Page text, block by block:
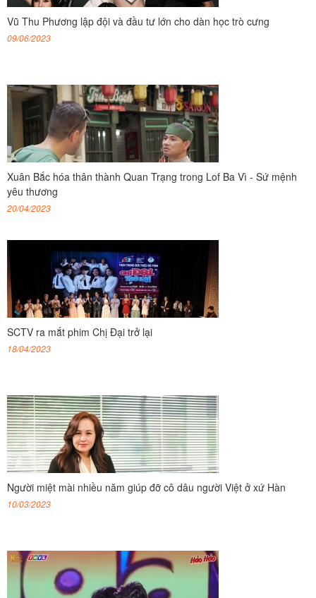
Vũ Thu Phương lập đội và đầu tư lớn cho dàn học trò cưng
09/06/2023
Xuân Bắc hóa thân thành Quan Trạng trong Lof Ba Vì - Sứ mệnh
yêu thương
20/04/2023
SCTV ra mắt phim Chị Đại trở lại
18/04/2023
Người miệt mài nhiều năm giúp đỡ cô dâu người Việt ở xứ Hàn
10/03/2023